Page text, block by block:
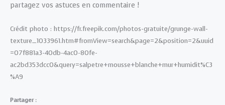
partagez vos astuces en commentaire !
Crédit photo : https://fr.freepik.com/photos-gratuite/grunge-wall-
texture_1033961.htm#fromView=search&page=2&position=2&uuid
=07f881a3-40db-4ac0-80fe-
ac2bd353dcc0&query=salpetre+mousse+blanche+mur+humidit%C3
%A9
Partager :